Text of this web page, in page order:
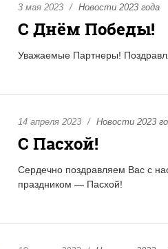
3 мая 2023 Новости 2023 года
С Днём Победы!
Уважаемые Партнеры!
14 апреля 2023 Новости 2023
С Пасхой!
Сердечно поздравляем Вас с
праздником — Пасхой!